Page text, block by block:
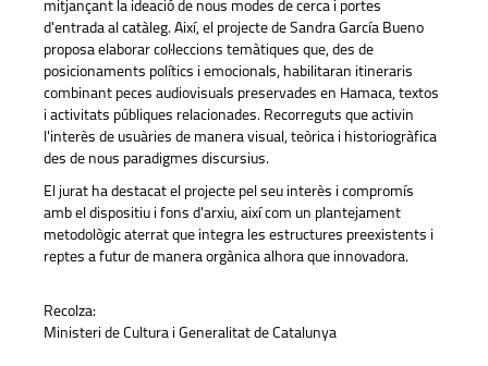
mitjançant la ideació de nous modes de cerca i portes
d'entrada al catàleg. Així, el projecte de Sandra García Bueno
proposa elaborar col·leccions temàtiques que, des de
posicionaments polítics i emocionals, habilitaran itineraris
combinant peces audiovisuals preservades en Hamaca, textos
i activitats públiques relacionades. Recorreguts que activin
l'interès de usuàries de manera visual, teòrica i historiogràfica
des de nous paradigmes discursius.
El jurat ha destacat el projecte pel seu interès i compromís
amb el dispositiu i fons d'arxiu, així com un plantejament
metodològic aterrat que integra les estructures preexistents i
reptes a futur de manera orgànica alhora que innovadora.
Recolza:
Ministeri de Cultura i Generalitat de Catalunya